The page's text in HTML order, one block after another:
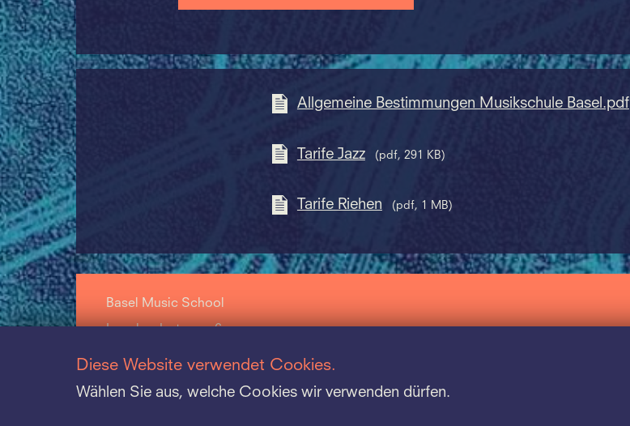
Allgemeine Bestimmungen Musikschule Basel.pdf
Tarife Jazz (pdf, 291 KB)
Tarife Riehen (pdf, 1 MB)
Basel Music School
Leonhardsstrasse 6
CH-4009 Basel
Diese Website verwendet Cookies.
Wählen Sie aus, welche Cookies wir verwenden dürfen.